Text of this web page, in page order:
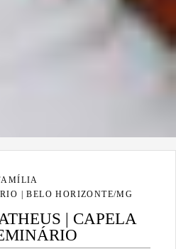
| BELO HORIZONTE/MG
| CAPELA